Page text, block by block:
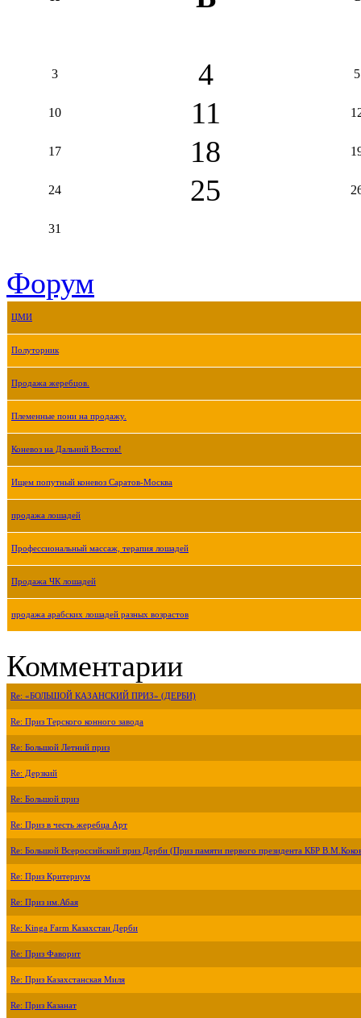
3 4 5
10 11
17 18
24 25
31
Форум
ЦМИ
Полуторник
Продажа жеребцов.
Племенные пони на продажу.
Коневоз на Дальний Восток!
Ищем попутный коневоз Саратов-Москва
продажа лошадей
Профессиональный массаж, терапия лошадей
Продажа ЧК лошадей
продажа арабских лошадей разных возрастов
Комментарии
Re: «БОЛЬШОЙ КАЗАНСКИЙ ПРИЗ» (ДЕРБИ)
Re: Приз Терского конного завода
Re: Большой Летний приз
Re: Дерзкий
Re: Большой приз
Re: Приз в честь жеребца Арт
Re: Большой Всероссийский приз Дерби (Приз памяти первого президента КБР
Re: Приз Критериум
Re: Приз им.Абая
Re: Kinga Farm Казахстан Дерби
Re: Приз Фаворит
Re: Приз Казахстанская Миля
Re: Приз Казанат